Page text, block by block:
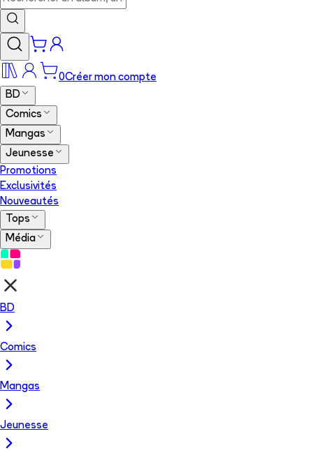
0Créer mon compte
BD
Comics
Mangas
Jeunesse
Promotions
Exclusivités
Nouveautés
Tops
Média
BD
Comics
Mangas
Jeunesse